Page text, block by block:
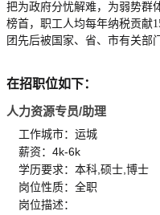
把为政府分忧解难，为弱势群
榜首，职工人均每年纳税贡献
团先后被国家、省、市有关部
在招职位如下：
人力资源专员/助理
工作城市：运城
薪资：4k-6k
学历要求：本科,硕士,博士
岗位性质：全职
岗位描述：